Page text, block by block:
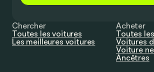
Chercher
Toutes les voitures
Les meilleures voitures
Acheter
Toutes
Voitures
Voiture
Ancêtres